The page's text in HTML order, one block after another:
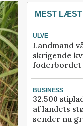
MEST
ULVE
Landmand
skrigende
foderbordet
BUSINESS
32.500
af landets
sender nu